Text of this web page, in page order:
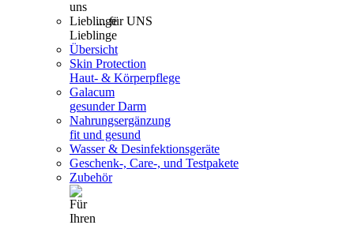
... für UNS
Lieblinge
Übersicht
Skin Protection
Haut- & Körperpflege
Galacum
gesunder Darm
Nahrungsergänzung
fit und gesund
Wasser & Desinfektionsgeräte
Geschenk-, Care-, und Testpakete
Zubehör